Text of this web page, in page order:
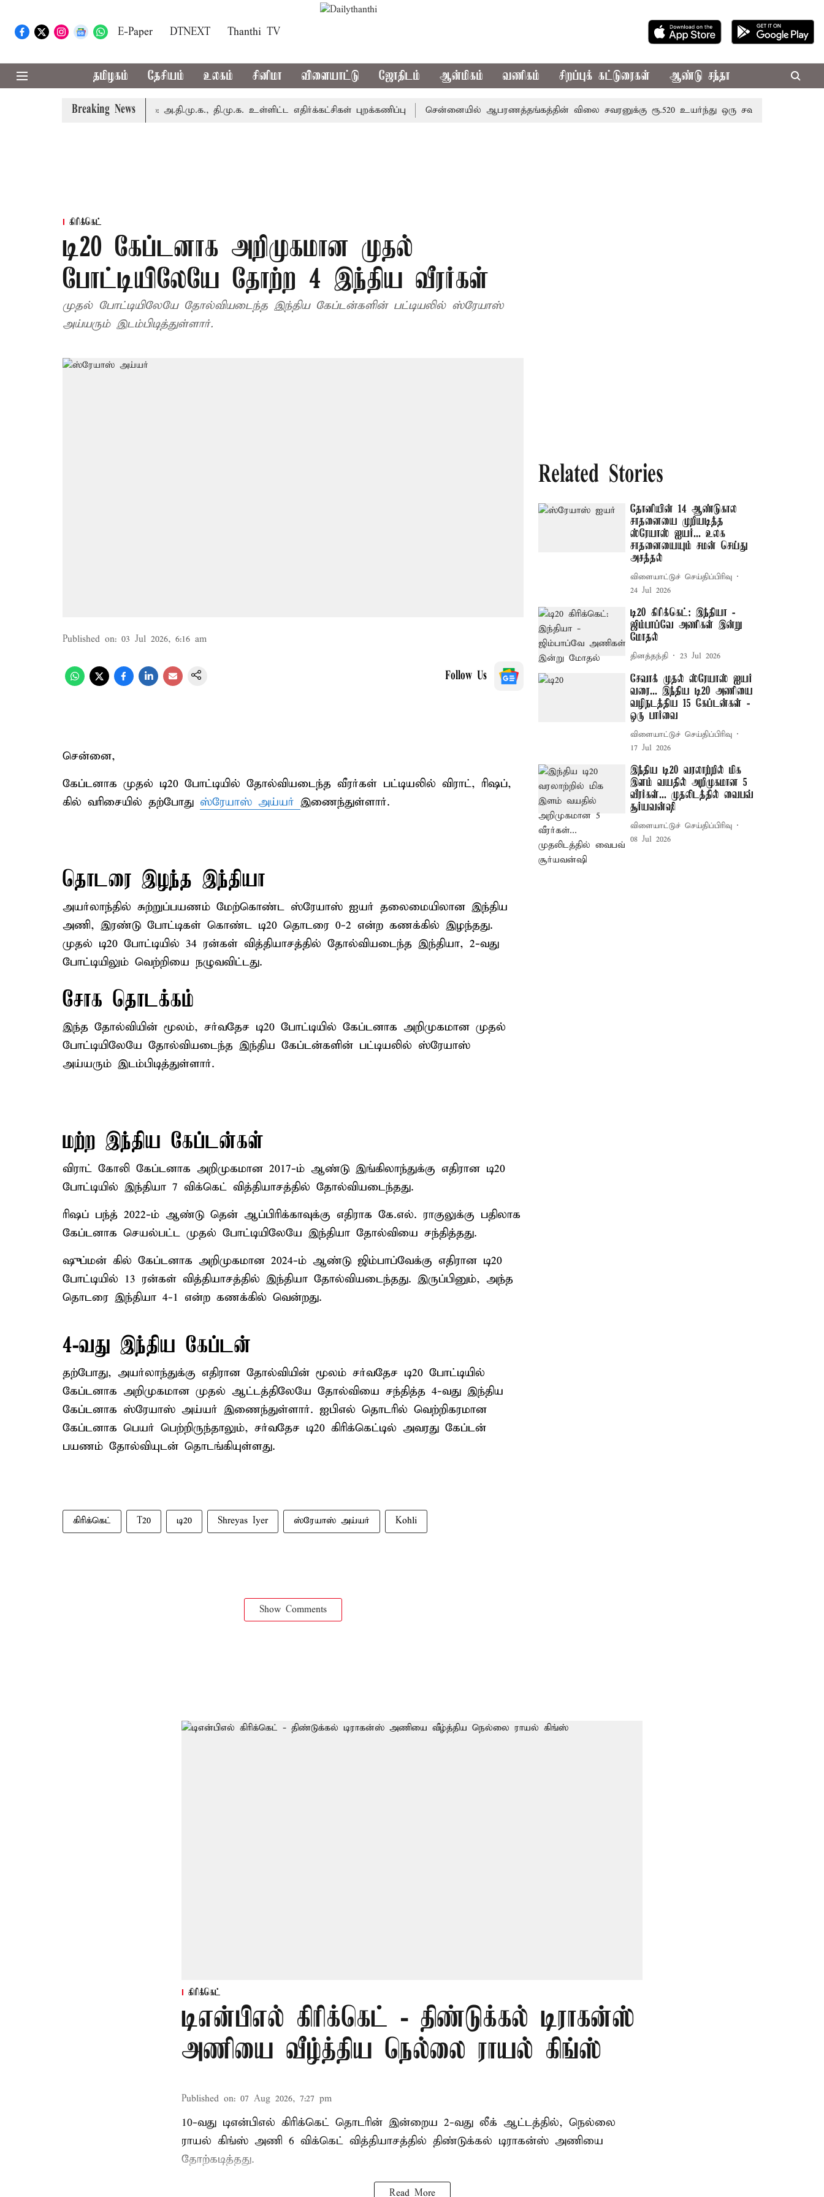
E-Paper DTNEXT Thanthi TV
தமிழகம் தேசியம் உலகம் சினிமா விளையாட்டு ஜோதிடம் ஆன்மிகம் வணிகம் சிறப்புக் கட்டுரைகள் ஆண்டு சந்தா
Breaking News
இன்று எம்.பி.க்கள் கூட்டம்: அ.தி.மு.க., தி.மு.க. உள்ளிட்ட எதிர்க்கட்சிகள் புறக்கணிப்பு சென்னையில் ஆபரணத்தங்கத்தின் விலை சவரனுக்கு ரூ.520 உயர்ந்து ஒரு சவரன் ரூ.1,11,720க்கு
கிரிக்கெட்
டி20 கேப்டனாக அறிமுகமான முதல்
போட்டியிலேயே தோற்ற 4 இந்திய வீரர்கள்
முதல் போட்டியிலேயே தோல்வியடைந்த இந்திய கேப்டன்களின் பட்டியலில் ஸ்ரேயாஸ்
அய்யரும் இடம்பிடித்துள்ளார்.
Published on: 03 Jul 2026, 6:16 am
Follow Us
சென்னை,
கேப்டனாக முதல் டி20 போட்டியில் தோல்வியடைந்த வீரர்கள் பட்டியலில் விராட், ரிஷப்,
கில் வரிசையில் தற்போது ஸ்ரேயாஸ் அய்யர் இணைந்துள்ளார்.
தொடரை இழந்த இந்தியா
அயர்லாந்தில் சுற்றுப்பயணம் மேற்கொண்ட ஸ்ரேயாஸ் ஐயர் தலைமையிலான இந்திய
அணி, இரண்டு போட்டிகள் கொண்ட டி20 தொடரை 0-2 என்ற கணக்கில் இழந்தது.
முதல் டி20 போட்டியில் 34 ரன்கள் வித்தியாசத்தில் தோல்வியடைந்த இந்தியா, 2-வது
போட்டியிலும் வெற்றியை நழுவவிட்டது.
சோக தொடக்கம்
இந்த தோல்வியின் மூலம், சர்வதேச டி20 போட்டியில் கேப்டனாக அறிமுகமான முதல்
போட்டியிலேயே தோல்வியடைந்த இந்திய கேப்டன்களின் பட்டியலில் ஸ்ரேயாஸ்
அய்யரும் இடம்பிடித்துள்ளார்.
மற்ற இந்திய கேப்டன்கள்
விராட் கோலி கேப்டனாக அறிமுகமான 2017-ம் ஆண்டு இங்கிலாந்துக்கு எதிரான டி20
போட்டியில் இந்தியா 7 விக்கெட் வித்தியாசத்தில் தோல்வியடைந்தது.
ரிஷப் பந்த் 2022-ம் ஆண்டு தென் ஆப்பிரிக்காவுக்கு எதிராக கே.எல். ராகுலுக்கு பதிலாக
கேப்டனாக செயல்பட்ட முதல் போட்டியிலேயே இந்தியா தோல்வியை சந்தித்தது.
ஷுப்மன் கில் கேப்டனாக அறிமுகமான 2024-ம் ஆண்டு ஜிம்பாப்வேக்கு எதிரான டி20
போட்டியில் 13 ரன்கள் வித்தியாசத்தில் இந்தியா தோல்வியடைந்தது. இருப்பினும், அந்த
தொடரை இந்தியா 4-1 என்ற கணக்கில் வென்றது.
4-வது இந்திய கேப்டன்
தற்போது, அயர்லாந்துக்கு எதிரான தோல்வியின் மூலம் சர்வதேச டி20 போட்டியில்
கேப்டனாக அறிமுகமான முதல் ஆட்டத்திலேயே தோல்வியை சந்தித்த 4-வது இந்திய
கேப்டனாக ஸ்ரேயாஸ் அய்யர் இணைந்துள்ளார். ஐபிஎல் தொடரில் வெற்றிகரமான
கேப்டனாக பெயர் பெற்றிருந்தாலும், சர்வதேச டி20 கிரிக்கெட்டில் அவரது கேப்டன்
பயணம் தோல்வியுடன் தொடங்கியுள்ளது.
கிரிக்கெட் T20 டி20 Shreyas Iyer ஸ்ரேயாஸ் அய்யர் Kohli
Show Comments
Related Stories
தோனியின் 14 ஆண்டுகால
சாதனையை முறியடித்த
ஸ்ரேயாஸ் ஐயர்... உலக
சாதனையையும் சமன் செய்து
அசத்தல்
விளையாட்டுச் செய்திப்பிரிவு
24 Jul 2026
டி20 கிரிக்கெட்: இந்தியா -
ஜிம்பாப்வே அணிகள் இன்று
மோதல்
தினத்தந்தி 23 Jul 2026
சேவாக் முதல் ஸ்ரேயாஸ் ஐயர்
வரை... இந்திய டி20 அணியை
வழிநடத்திய 15 கேப்டன்கள் -
ஒரு பார்வை
விளையாட்டுச் செய்திப்பிரிவு
17 Jul 2026
இந்திய டி20 வரலாற்றில் மிக
இளம் வயதில் அறிமுகமான 5
வீரர்கள்... முதலிடத்தில் வைபவ்
சூர்யவன்ஷி
விளையாட்டுச் செய்திப்பிரிவு
08 Jul 2026
கிரிக்கெட்
டிஎன்பிஎல் கிரிக்கெட் - திண்டுக்கல் டிராகன்ஸ்
அணியை வீழ்த்திய நெல்லை ராயல் கிங்ஸ்
Published on: 07 Aug 2026, 7:27 pm
10-வது டிஎன்பிஎல் கிரிக்கெட் தொடரின் இன்றைய 2-வது லீக் ஆட்டத்தில், நெல்லை
ராயல் கிங்ஸ் அணி 6 விக்கெட் வித்தியாசத்தில் திண்டுக்கல் டிராகன்ஸ் அணியை
தோற்கடித்தது.
Read More